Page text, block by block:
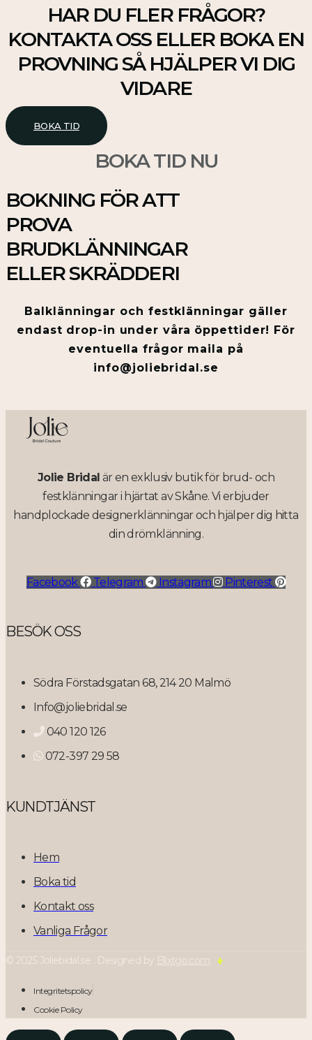
HAR DU FLER FRÅGOR?
KONTAKTA OSS ELLER BOKA EN
PROVNING SÅ HJÄLPER VI DIG
VIDARE
BOKA TID
BOKA TID NU
BOKNING FÖR ATT
PROVA
BRUDKLÄNNINGAR
ELLER SKRÄDDERI
Balklänningar och festklänningar gäller
endast drop-in under våra öppettider! För
eventuella frågor maila på
info@joliebridal.se
Jolie Bridal är en exklusiv butik för brud- och
festklänningar i hjärtat av Skåne. Vi erbjuder
handplockade designerklänningar och hjälper dig hitta
din drömklänning.
Facebook Telegram Instagram Pinterest
BESÖK OSS
Södra Förstadsgatan 68, 214 20 Malmö
Info@joliebridal.se
040 120 126
072-397 29 58
KUNDTJÄNST
Hem
Boka tid
Kontakt oss
Vanliga Frågor
© 2025 Joliebidal.se . Designed by Blixtgo.com
Integritetspolicy
Cookie Policy